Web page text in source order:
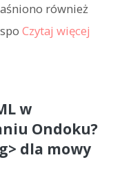
również
Czytaj więcej
w
Ondoku?
dla mowy